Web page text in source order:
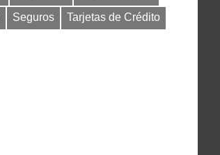
Seguros
Tarjetas de Crédito